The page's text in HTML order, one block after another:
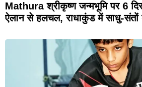
Mathura श्रीकृष्ण जन्मभूमि पर 6
ऐलान से हलचल, राधाकुंड में साधु-